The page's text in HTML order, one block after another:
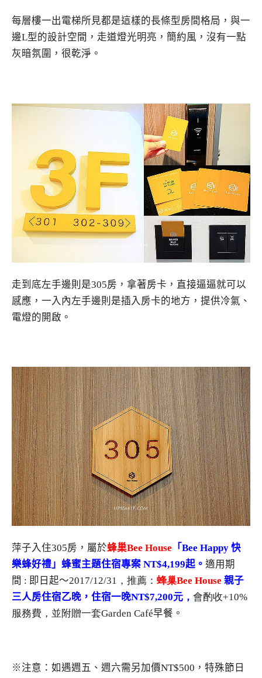
每層樓一出電梯所見都是這樣的長條型房間格局，與一
邊L型的設計空間，走道燈光明亮，簡約風，沒有一點
灰暗氛圍，很乾淨。
走到底左手邊則是305房，拿著房卡，直接逼逼就可以
感應，一入內左手邊則是插入房卡的地方，提供冷氣、
電燈的開啟。
萍子入住305房，屬於蜂巢Bee House 「 Bee Happy 快
樂蜂好禮」蜂蜜主題住宿專案 NT$4,199起。 適用期
間 : 即日起～2017/12/31，推薦： 蜂巢Bee House 親子
三人房住宿乙晚 ，住宿一晚NT$7,200元， 會酌收+10%
服務費，並附贈一套Garden Café早餐。
※注意：如遇週五、週六需另加價NT$500 ，特殊節日